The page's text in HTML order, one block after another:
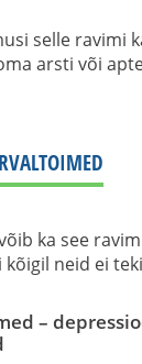
selle ravimi
arsti või
ka see
neid ei
–